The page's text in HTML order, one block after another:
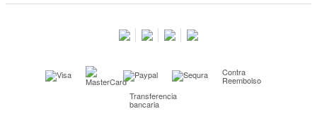
Kimidori PRINT, nuestro servicio de impresión de fotos Contra
Reembolso
Transferencia
bancaria